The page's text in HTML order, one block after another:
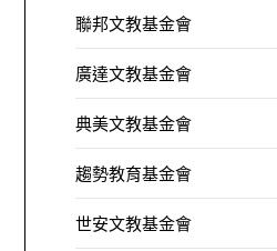
聯邦文教基金會
廣達文教基金會
典美文教基金會
趨勢教育基金會
世安文教基金會